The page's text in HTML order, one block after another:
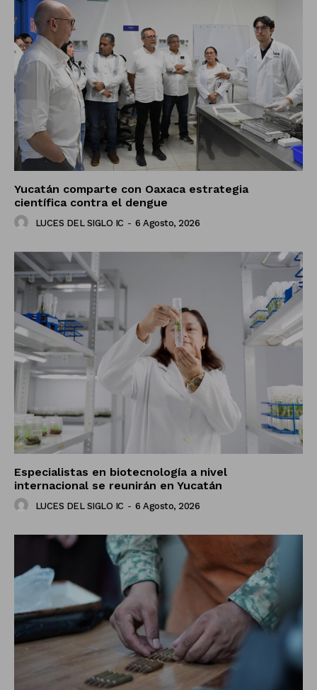
Yucatán comparte con Oaxaca estrategia
científica contra el dengue
LUCES DEL SIGLO IC - 6 Agosto, 2026
Especialistas en biotecnología a nivel
internacional se reunirán en Yucatán
LUCES DEL SIGLO IC - 6 Agosto, 2026